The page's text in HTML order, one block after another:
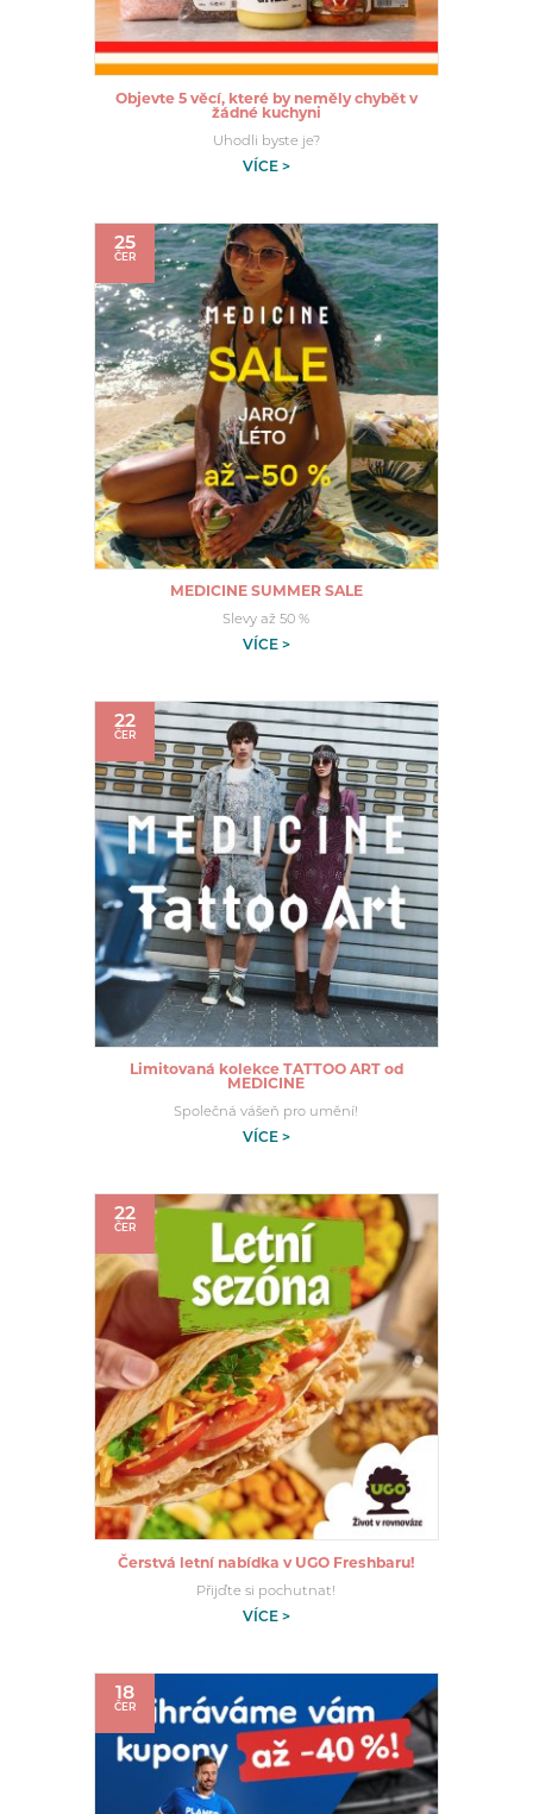
Objevte 5 věcí, které by neměly chybět v
žádné kuchyni
Uhodli byste je?
VÍCE >
25
ČER
MEDICINE SUMMER SALE
Slevy až 50 %
VÍCE >
22
ČER
Limitovaná kolekce TATTOO ART od
MEDICINE
Společná vášeň pro umění!
VÍCE >
22
ČER
Čerstvá letní nabídka v UGO Freshbaru!
Přijďte si pochutnat!
VÍCE >
18
ČER